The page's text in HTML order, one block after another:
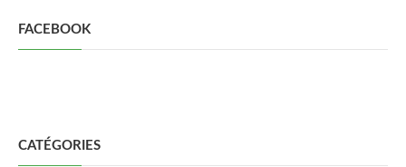
FACEBOOK
CATÉGORIES